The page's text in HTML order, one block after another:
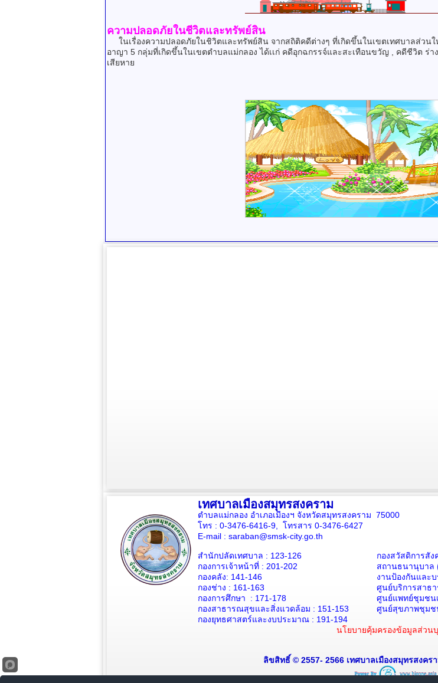
ความปลอดภัยในชีวิตและทรัพย์สิน
ในเรื่องความปลอดภัยในชิวิตและทรัพย์สิน จากสถิติคดีต่างๆ ที่เกิดขึ้นในเขตเทศบาลส่วน
อาญา 5 กลุ่มที่เกิดขึ้นในเขตตำบลแม่กลอง ได้เเก่ คดีอุกฉกรรจ์และสะเทือนขวัญ , คดีชีวิต ร่
เสียหาย
เทศบาลเมืองสมุทรสงคราม
ตำบลแม่กลอง อำเภอเมืองฯ จังหวัดสมุทรสงคราม 75000
โทร : 0-3476-6416-9, โทรสาร 0-3476-6427
E-mail : saraban@smsk-city.go.th
สำนักปลัดเทศบาล : 123-126
กองการเจ้าหน้าที่ : 201-202
กองคลัง: 141-146
กองช่าง : 161-163
กองการศึกษา : 171-178
กองสาธารณสุขและสิ่งแวดล้อม : 151-153
กองยุทธศาสตร์และงบประมาณ : 191-194
กองสวัสดิการสั
สถานธนานุบาล
งานป้องกันและ
ศูนย์บริการสาธ
ศูนย์แพทย์ชุมชน
ศูนย์สุขภาพชุมช
นโยบายคุ้มครองข้อมูลส่วน
ลิขสิทธิ์ © 2557- 2566 เทศบาลเมืองสมุทรสงคร